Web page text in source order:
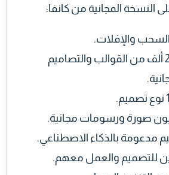
النسخة المجانية من كانفا:
والإفلات.
أكثر من 250 ألف من القوالب والتصاميم
صورة ورسومات مجانية.
مدعومة بالذكاء الاصطناعي.
للتصميم والعمل معهم.